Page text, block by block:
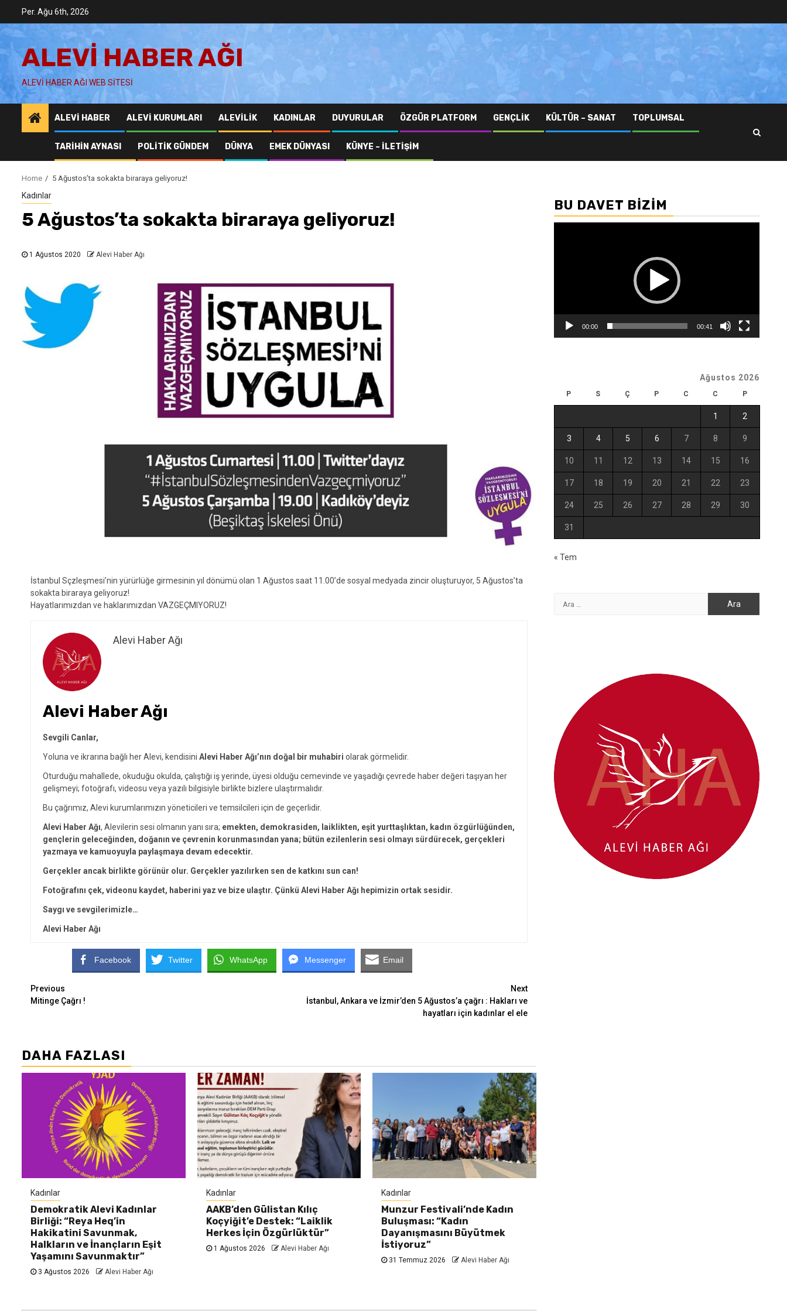
content
Per. Ağu 6th, 2026
ALEVI HABER AĞI
ALEVI HABER AĞI WEB SITESI
ALEVI HABER ALEVI KURUMLARI ALEVILIK KADINLAR DUYURULAR ÖZGÜR PLATFORM GENÇLIK KÜLTÜR – SANAT TOPLUMSAL
TARIHIN AYNASI POLITIK GÜNDEM DÜNYA EMEK DÜNYASI KÜNYE – İLETIŞIM
Home 5 Ağustos’ta sokakta biraraya geliyoruz!
Kadınlar
5 Ağustos’ta sokakta biraraya geliyoruz!
1 Ağustos 2020 Alevi Haber Ağı
İstanbul Sçzleşmesi’nin yürürlüğe girmesinin yıl dönümü olan 1 Ağustos saat 11.00’de sosyal medyada zincir oluşturuyor, 5 Ağustos’ta
sokakta biraraya geliyoruz!
Hayatlarımızdan ve haklarımızdan VAZGEÇMIYORUZ!
Alevi Haber Ağı
Alevi Haber Ağı
Sevgili Canlar,
Yoluna ve ikrarına bağlı her Alevi, kendisini Alevi Haber Ağı’nın doğal bir muhabiri olarak görmelidir.
Oturduğu mahallede, okuduğu okulda, çalıştığı iş yerinde, üyesi olduğu cemevinde ve yaşadığı çevrede haber değeri taşıyan her
gelişmeyi; fotoğrafı, videosu veya yazılı bilgisiyle birlikte bizlere ulaştırmalıdır.
Bu çağrımız, Alevi kurumlarımızın yöneticileri ve temsilcileri için de geçerlidir.
Alevi Haber Ağı, Alevilerin sesi olmanın yanı sıra; emekten, demokrasiden, laiklikten, eşit yurttaşlıktan, kadın özgürlüğünden,
gençlerin geleceğinden, doğanın ve çevrenin korunmasından yana; bütün ezilenlerin sesi olmayı sürdürecek, gerçekleri
yazmaya ve kamuoyuyla paylaşmaya devam edecektir.
Gerçekler ancak birlikte görünür olur. Gerçekler yazılırken sen de katkını sun can!
Fotoğrafını çek, videonu kaydet, haberini yaz ve bize ulaştır. Çünkü Alevi Haber Ağı hepimizin ortak sesidir.
Saygı ve sevgilerimizle…
Alevi Haber Ağı
Facebook Twitter WhatsApp Messenger Email
Continue
Reading
Previous
Mitinge Çağrı !
Next
İstanbul, Ankara ve İzmir’den 5 Ağustos’a çağrı : Hakları ve
hayatları için kadınlar el ele
DAHA FAZLASI
Kadınlar
Demokratik Alevi Kadınlar
Birliği: “Reya Heq’in
Hakikatini Savunmak,
Halkların ve İnançların Eşit
Yaşamını Savunmaktır”
3 Ağustos 2026 Alevi Haber Ağı
Kadınlar
AAKB’den Gülistan Kılıç
Koçyiğit’e Destek: “Laiklik
Herkes İçin Özgürlüktür”
1 Ağustos 2026 Alevi Haber Ağı
Kadınlar
Munzur Festivali’nde Kadın
Buluşması: “Kadın
Dayanışmasını Büyütmek
İstiyoruz”
31 Temmuz 2026 Alevi Haber Ağı
BU DAVET BIZIM
00:00 00:41
Ağustos 2026
P S Ç P C C P
1 2
3 4 5 6 7 8 9
10 11 12 13 14 15 16
17 18 19 20 21 22 23
24 25 26 27 28 29 30
31
« Tem